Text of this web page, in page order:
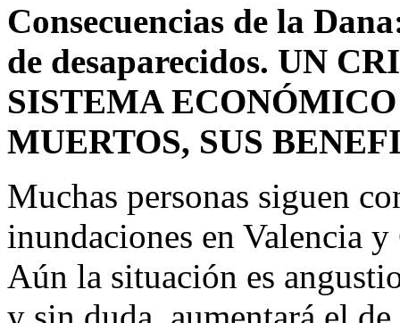
Consecuencias de la
de desaparecidos. UN
SISTEMA
MUERTOS, SUS
Muchas personas siguen
inundaciones en Valencia
Aún la situación es